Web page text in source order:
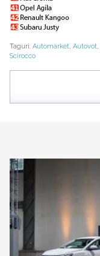
Taguri: Automarket, Autovot,
Scirocco